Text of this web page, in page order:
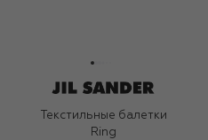
Текстильные балетки
Ring